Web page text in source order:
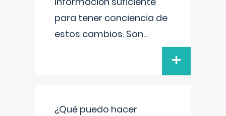
para tener conciencia de
estos cambios. Son...
+
¿Qué puedo hacer